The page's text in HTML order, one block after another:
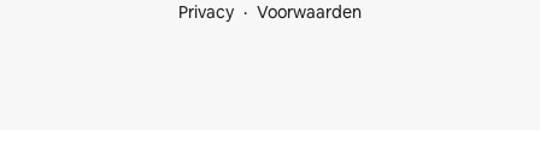
Privacy
Voorwaarden